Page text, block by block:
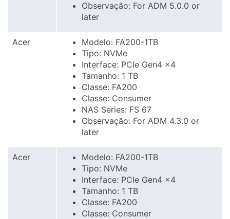
Observação: For ADM 5.0.0 or
later
Acer
Modelo: FA200-1TB
Tipo: NVMe
Interface: PCIe Gen4 x4
Tamanho: 1 TB
Classe: FA200
Classe: Consumer
NAS Series: FS 67
Observação: For ADM 4.3.0 or
later
Acer
Modelo: FA200-1TB
Tipo: NVMe
Interface: PCIe Gen4 x4
Tamanho: 1 TB
Classe: FA200
Classe: Consumer